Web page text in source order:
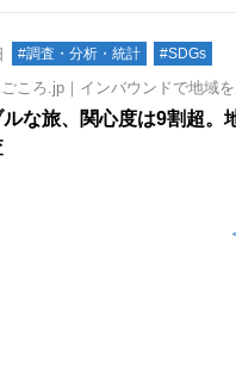
#調査・分析・統計 #SDGs
ころ.jp｜インバウンドで地域
な旅、関心度は9割超。